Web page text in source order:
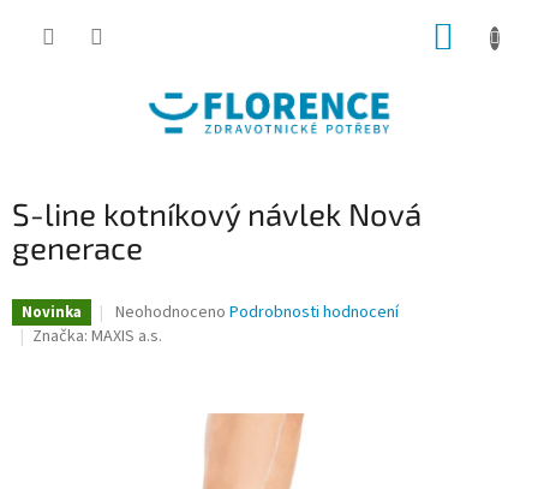
S-line kotníkový návlek Nová
generace
Novinka
Průměrné
hodnocení
Neohodnoceno Podrobnosti hodnocení
Značka: MAXIS a.s.